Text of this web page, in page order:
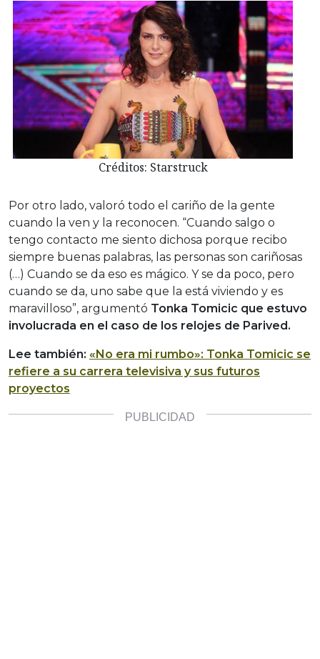
Créditos: Starstruck
Por otro lado, valoró todo el cariño de la gente
cuando la ven y la reconocen. “Cuando salgo o
tengo contacto me siento dichosa porque recibo
siempre buenas palabras, las personas son cariñosas
(…) Cuando se da eso es mágico. Y se da poco, pero
cuando se da, uno sabe que la está viviendo y es
maravilloso”, argumentó Tonka Tomicic que estuvo
involucrada en el caso de los relojes de Parived.
Lee también: «No era mi rumbo»: Tonka Tomicic se
refiere a su carrera televisiva y sus futuros
proyectos